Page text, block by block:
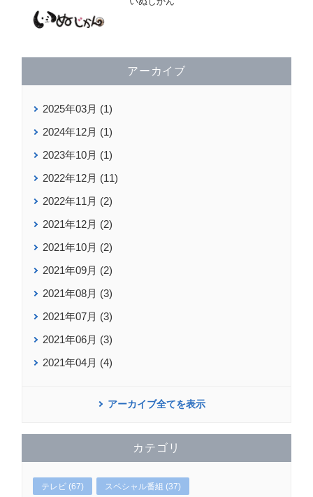
アーカイブ
2025年03月 (1)
2024年12月 (1)
2023年10月 (1)
2022年12月 (11)
2022年11月 (2)
2021年12月 (2)
2021年10月 (2)
2021年09月 (2)
2021年08月 (3)
2021年07月 (3)
2021年06月 (3)
2021年04月 (4)
アーカイブ全てを表示
カテゴリ
テレビ (67) スペシャル番組 (37)